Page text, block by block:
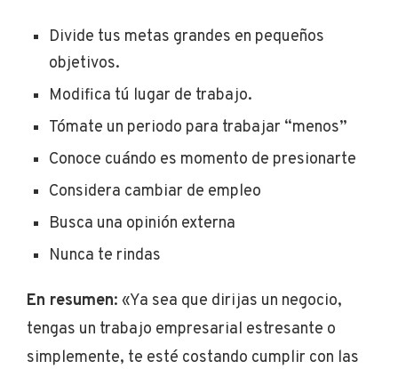
Divide tus metas grandes en pequeños
objetivos.
Modifica tú lugar de trabajo.
Tómate un periodo para trabajar “menos”
Conoce cuándo es momento de presionarte
Considera cambiar de empleo
Busca una opinión externa
Nunca te rindas
En resumen: «Ya sea que dirijas un negocio,
tengas un trabajo empresarial estresante o
simplemente, te esté costando cumplir con las